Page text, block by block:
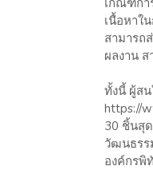
เนื้อหาใ
สามารถ
ผลงาน
ทั้งนี้ ผู้ส
https://
30 ชิ้นสุ
วัฒนธรร
องค์กรพิ